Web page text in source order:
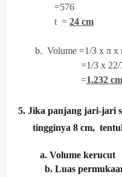
=576
t = 24 cm
b. Volume =1/3 x π x
=1/3 x 22/7 x
=1.232
5. Jika panjang jari-jari
tingginya 8 cm,
a. Volume kerucut
b. Luas